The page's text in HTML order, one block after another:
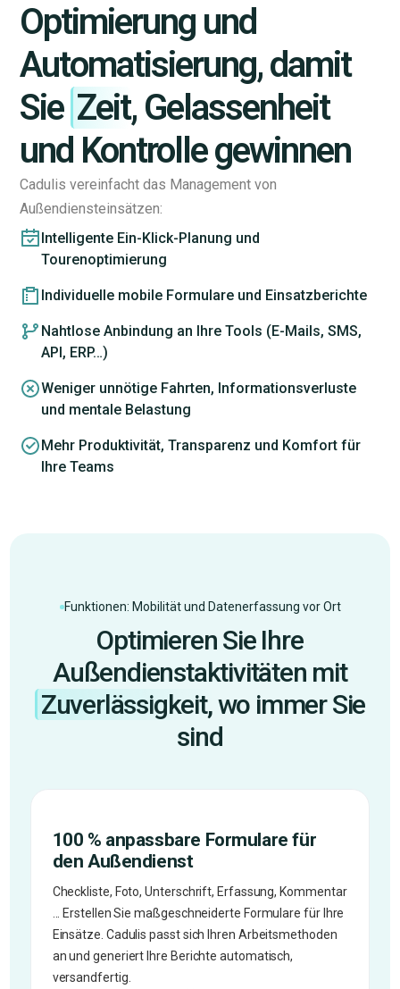
Optimierung und
Automatisierung, damit
Sie Zeit, Gelassenheit
und Kontrolle gewinnen
Cadulis vereinfacht das Management von
Außendiensteinsätzen:
Intelligente Ein-Klick-Planung und
Tourenoptimierung
Individuelle mobile Formulare und Einsatzberichte
Nahtlose Anbindung an Ihre Tools (E-Mails, SMS,
API, ERP…)
Weniger unnötige Fahrten, Informationsverluste
und mentale Belastung
Mehr Produktivität, Transparenz und Komfort für
Ihre Teams
Funktionen: Mobilität und Datenerfassung vor Ort
Optimieren Sie Ihre
Außendienstaktivitäten mit
Zuverlässigkeit,wo immer Sie
sind
100 % anpassbare Formulare für
den Außendienst
Checkliste, Foto, Unterschrift, Erfassung, Kommentar
... Erstellen Sie maßgeschneiderte Formulare für Ihre
Einsätze. Cadulis passt sich Ihren Arbeitsmethoden
an und generiert Ihre Berichte automatisch,
versandfertig.